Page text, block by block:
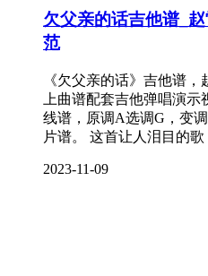
欠父亲的话吉他谱_
范
《欠父亲的话》吉他谱
上曲谱配套吉他弹唱演
线谱，原调A选调G，变
片谱。 这首让人泪目的
2023-11-09